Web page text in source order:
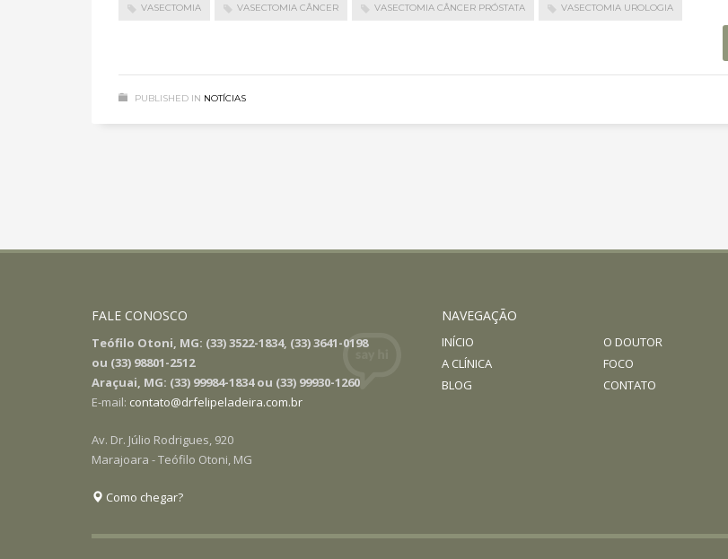
VASECTOMIA VASECTOMIA CÂNCER VASECTOMIA CÂNCER PRÓSTATA VASECTOMIA UROLOGIA
PUBLISHED IN NOTÍCIAS
FALE CONOSCO
Teófilo Otoni, MG: (33) 3522-1834, (33) 3641-0198
ou (33) 98801-2512
Araçuai, MG: (33) 99984-1834 ou (33) 99930-1260
E-mail: contato@drfelipeladeira.com.br
Av. Dr. Júlio Rodrigues, 920
Marajoara - Teófilo Otoni, MG
Como chegar?
NAVEGAÇÃO
INÍCIO
O DOUTOR
A CLÍNICA
FOCO
BLOG
CONTATO